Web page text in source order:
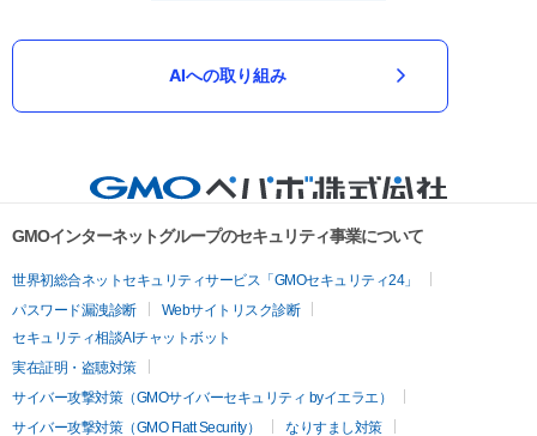
AIへの取り組み
GMOインターネットグループのセキュリティ事業について
世界初総合ネットセキュリティサービス「GMOセキュリティ24」
パスワード漏洩診断
Webサイトリスク診断
セキュリティ相談AIチャットボット
実在証明・盗聴対策
サイバー攻撃対策（GMOサイバーセキュリティ byイエラエ）
サイバー攻撃対策（GMO Flatt Security）
なりすまし対策